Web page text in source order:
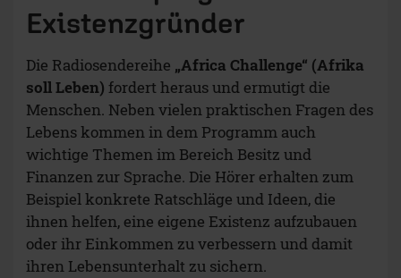
Existenzgründer
Die Radiosendereihe „Africa Challenge“ (Afrika
soll Leben) fordert heraus und ermutigt die
Menschen. Neben vielen praktischen Fragen des
Lebens kommen in dem Programm auch
wichtige Themen im Bereich Besitz und
Finanzen zur Sprache. Die Hörer erhalten zum
Beispiel konkrete Ratschläge und Ideen, die
ihnen helfen, eine eigene Existenz aufzubauen
oder ihr Einkommen zu verbessern und damit
ihren Lebensunterhalt zu sichern.